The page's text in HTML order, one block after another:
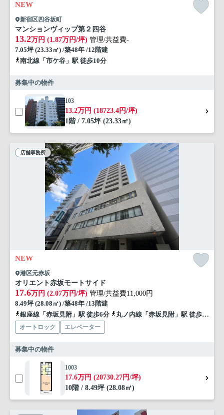
NEW
新宿区四谷坂町
マンションヴィップ第２四谷
13.2万円 (1.87万円/坪) 管理/共益費-
7.05坪 (23.33㎡) /築48年 /12階建
南北線「市ケ谷」駅 徒歩10分
募集中の物件
103
13.2万円 (18723.4円/坪)
1階 / 7.05坪 (23.33㎡)
店舗事務所
NEW
港区元赤坂
オリエント赤坂モートサイド
17.6万円 (2.07万円/坪) 管理/共益費11,000円
8.49坪 (28.08㎡) /築48年 /13階建
銀座線「赤坂見附」駅 徒歩6分
丸ノ内線「赤坂見附」駅 徒歩6分
オートロック エレベーター
募集中の物件
1003
17.6万円 (20730.27円/坪)
10階 / 8.49坪 (28.08㎡)